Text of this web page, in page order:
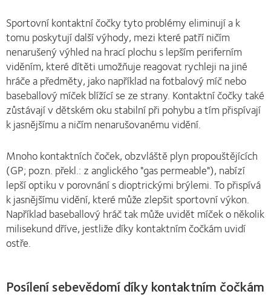
Sportovní kontaktní čočky tyto problémy eliminují a k
tomu poskytují další výhody, mezi které patří ničím
nenarušený výhled na hrací plochu s lepším periferním
viděním, které dítěti umožňuje reagovat rychleji na jiné
hráče a předměty, jako například na fotbalový míč nebo
baseballový míček blížící se ze strany. Kontaktní čočky také
zůstávají v dětském oku stabilní při pohybu a tím přispívají
k jasnějšímu a ničím nenarušovanému vidění.
Mnoho kontaktních čoček, obzvláště plyn propouštějících
(GP; pozn. překl.: z anglického "gas permeable"), nabízí
lepší optiku v porovnání s dioptrickými brýlemi. To přispívá
k jasnějšímu vidění, které může zlepšit sportovní výkon.
Například baseballový hráč tak může uvidět míček o několik
milisekund dříve, jestliže díky kontaktním čočkám uvidí
ostře.
Posílení sebevědomí díky kontaktním čočkám